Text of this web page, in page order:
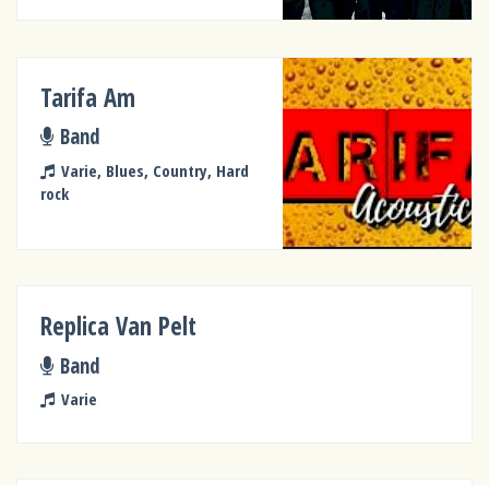
Tarifa Am
Band
Varie, Blues, Country, Hard
rock
Replica Van Pelt
Band
Varie